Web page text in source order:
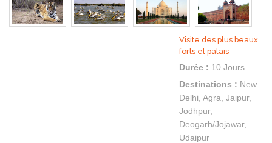
Visite des plus beaux
forts et palais
Durée : 10 Jours
Destinations : New
Delhi, Agra, Jaipur,
Jodhpur,
Deogarh/Jojawar,
Udaipur